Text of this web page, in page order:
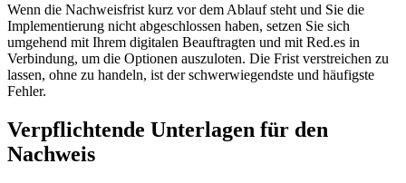
Wenn die Nachweisfrist kurz vor dem Ablauf steht und Sie die
Implementierung nicht abgeschlossen haben, setzen Sie sich
umgehend mit Ihrem digitalen Beauftragten und mit Red.es in
Verbindung, um die Optionen auszuloten. Die Frist verstreichen zu
lassen, ohne zu handeln, ist der schwerwiegendste und häufigste
Fehler.
Verpflichtende Unterlagen für den
Nachweis